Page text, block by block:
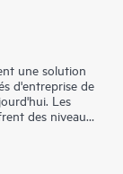
une solution
d'entreprise de
Les
des niveaux
de gamme.